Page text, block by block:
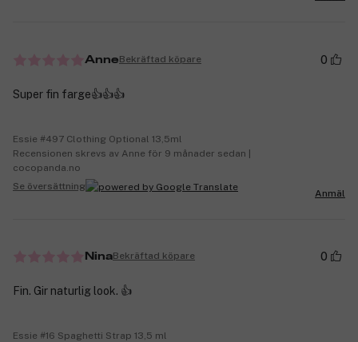
AnneBekräftad köpare 0
Super fin farge👍👍👍
Essie #497 Clothing Optional 13,5ml
Recensionen skrevs av Anne för 9 månader sedan |
cocopanda.no
Se översättning
Anmäl
NinaBekräftad köpare 0
Fin. Gir naturlig look. 👍
Essie #16 Spaghetti Strap 13,5 ml